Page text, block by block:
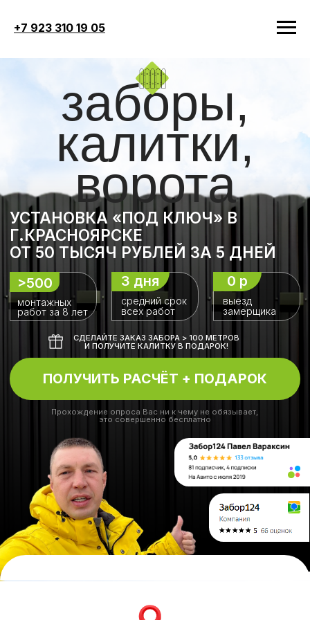
+7 923 310 19 05
ПОЛУЧИТЬ РАСЧЁТ + ПОДАРОК
заборы,
калитки,
ворота
УСТАНОВКА «ПОД КЛЮЧ» В
ОТ 50 ТЫСЯЧ РУБЛЕЙ ЗА 5 ДНЕЙ
СДЕЛАЙТЕ ЗАКАЗ ЗАБОРА > 100 МЕТРОВ
И ПОЛУЧИТЕ КАЛИТКУ В ПОДАРОК!
Прохождение опроса Вас ни к чему не обязывает,
это совершенно бесплатно
>500
монтажных
работ за 8 лет
выезд
замерщика
0 р
средний срок
всех работ
3 дня
Работаем в радиусе 100 км от города